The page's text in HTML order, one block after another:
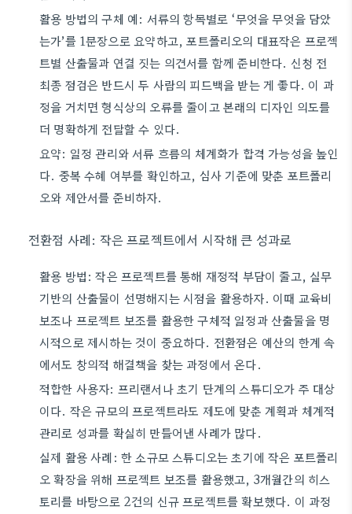
활용 방법의 구체 예: 서류의 항목별로 ‘무엇을 무엇을 담았
는가’를 1문장으로 요약하고, 포트폴리오의 대표작은 프로젝
트별 산출물과 연결 짓는 의견서를 함께 준비한다. 신청 전
최종 점검은 반드시 두 사람의 피드백을 받는 게 좋다. 이 과
정을 거치면 형식상의 오류를 줄이고 본래의 디자인 의도를
더 명확하게 전달할 수 있다.
요약: 일정 관리와 서류 흐름의 체계화가 합격 가능성을 높인
다. 중복 수혜 여부를 확인하고, 심사 기준에 맞춘 포트폴리
오와 제안서를 준비하자.
전환점 사례: 작은 프로젝트에서 시작해 큰 성과로
활용 방법: 작은 프로젝트를 통해 재정적 부담이 줄고, 실무
기반의 산출물이 선명해지는 시점을 활용하자. 이때 교육비
보조나 프로젝트 보조를 활용한 구체적 일정과 산출물을 명
시적으로 제시하는 것이 중요하다. 전환점은 예산의 한계 속
에서도 창의적 해결책을 찾는 과정에서 온다.
적합한 사용자: 프리랜서나 초기 단계의 스튜디오가 주 대상
이다. 작은 규모의 프로젝트라도 제도에 맞춘 계획과 체계적
관리로 성과를 확실히 만들어낸 사례가 많다.
실제 활용 사례: 한 소규모 스튜디오는 초기에 작은 포트폴리
오 확장을 위해 프로젝트 보조를 활용했고, 3개월간의 히스
토리를 바탕으로 2건의 신규 프로젝트를 확보했다. 이 과정